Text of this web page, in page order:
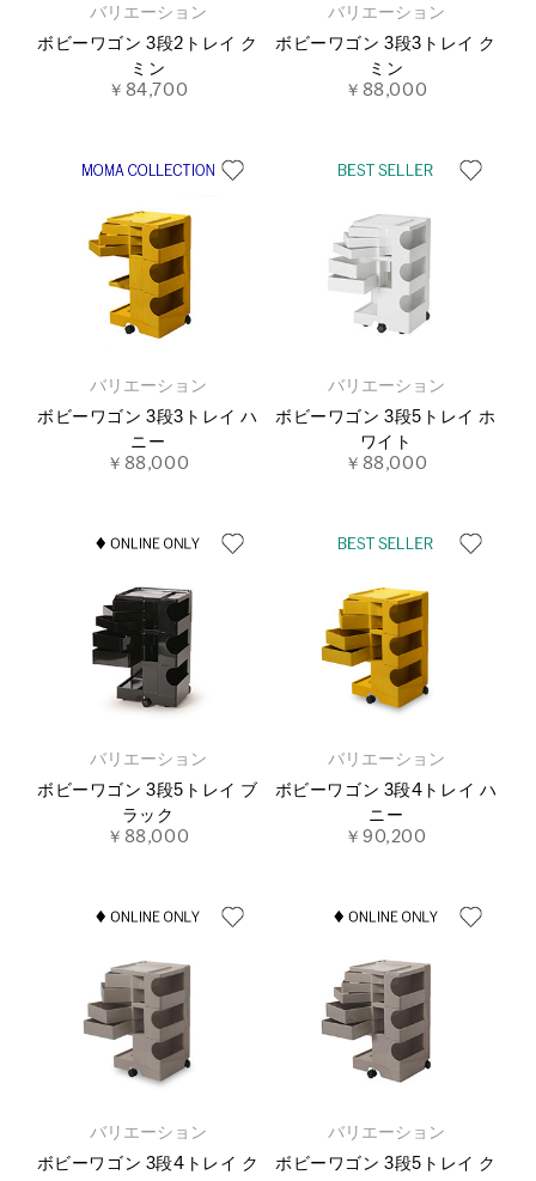
バリエーション
ボビーワゴン 3段2トレイ ク
ミン
￥84,700
バリエーション
ボビーワゴン 3段3トレイ ク
ミン
￥88,000
バリエーション
ボビーワゴン 3段3トレイ ハ
ニー
￥88,000
バリエーション
ボビーワゴン 3段5トレイ ホ
ワイト
￥88,000
バリエーション
ボビーワゴン 3段5トレイ ブ
ラック
￥88,000
バリエーション
ボビーワゴン 3段4トレイ ハ
ニー
￥90,200
バリエーション
ボビーワゴン 3段4トレイ ク
バリエーション
ボビーワゴン 3段5トレイ ク